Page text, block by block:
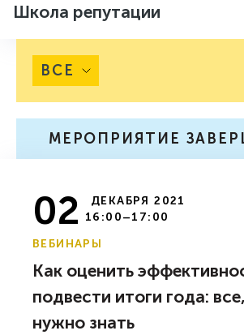
Школа репутации
ВСЕ
МЕРОПРИЯТИЕ
02
ДЕКАБРЯ 2021
16:00–17:00
ВЕБИНАРЫ
Как оценить
подвести итоги года:
нужно знать